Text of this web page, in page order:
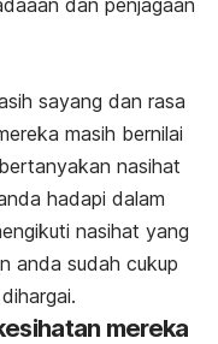
sayang dan rasa
masih bernilai
nasihat
hadapi dalam
nasihat yang
anda sudah cukup
mereka